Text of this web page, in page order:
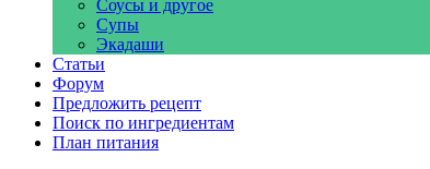
Соусы и другое
Супы
Экадаши
Статьи
Форум
Предложить рецепт
Поиск по ингредиентам
План питания